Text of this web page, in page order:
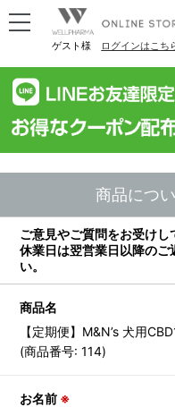
ゲスト様 ログインはこち
商品につ
ご意見やご質問をお受けし
休業日は翌営業日以降のご
い。
商品名
【定期便】M&N’s 犬用
(商品番号: 114)
お名前 ※